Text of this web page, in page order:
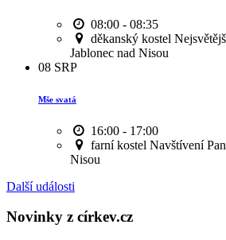
08:00 - 08:35
děkanský kostel
Jablonec nad Nisou
08 SRP
Mše svatá
16:00 - 17:00
farní kostel Navštívení
Nisou
Další události
Novinky z církev.cz